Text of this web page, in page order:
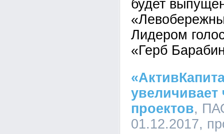
будет
Лидером
«Герб
увеличивает
проектов,
01.12.2017,